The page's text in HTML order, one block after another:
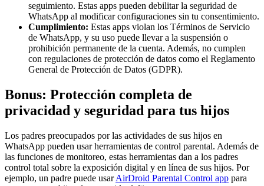
seguimiento. Estas apps pueden debilitar la seguridad de
WhatsApp al modificar configuraciones sin tu consentimiento.
Cumplimiento: Estas apps violan los Términos de Servicio
de WhatsApp, y su uso puede llevar a la suspensión o
prohibición permanente de la cuenta. Además, no cumplen
con regulaciones de protección de datos como el Reglamento
General de Protección de Datos (GDPR).
Bonus: Protección completa de
privacidad y seguridad para tus hijos
Los padres preocupados por las actividades de sus hijos en
WhatsApp pueden usar herramientas de control parental. Además de
las funciones de monitoreo, estas herramientas dan a los padres
control total sobre la exposición digital y en línea de sus hijos. Por
ejemplo, un padre puede usarAirDroid Parental Control app para